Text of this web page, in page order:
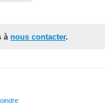
à nous contacter.